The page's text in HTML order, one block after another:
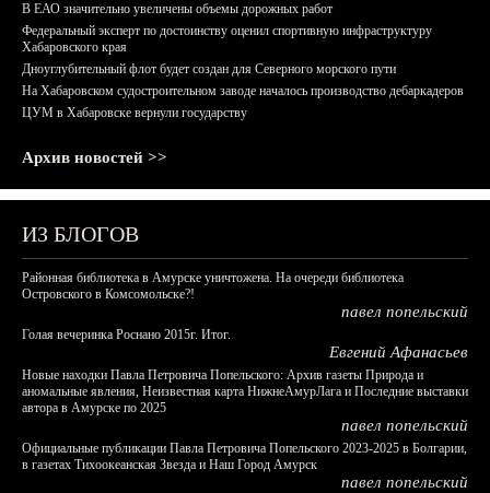
В ЕАО значительно увеличены объемы дорожных работ
Федеральный эксперт по достоинству оценил спортивную инфраструктуру
Хабаровского края
Дноуглубительный флот будет создан для Северного морского пути
На Хабаровском судостроительном заводе началось производство дебаркадеров
ЦУМ в Хабаровске вернули государству
Архив новостей >>
ИЗ БЛОГОВ
Районная библиотека в Амурске уничтожена. На очереди библиотека
Островского в Комсомольске?!
павел попельский
Голая вечеринка Роснано 2015г. Итог.
Евгений Афанасьев
Новые находки Павла Петровича Попельского: Архив газеты Природа и
аномальные явления, Неизвестная карта НижнеАмурЛага и Последние выставки
автора в Амурске по 2025
павел попельский
Официальные публикации Павла Петровича Попельского 2023-2025 в Болгарии,
в газетах Тихоокеанская Звезда и Наш Город Амурск
павел попельский